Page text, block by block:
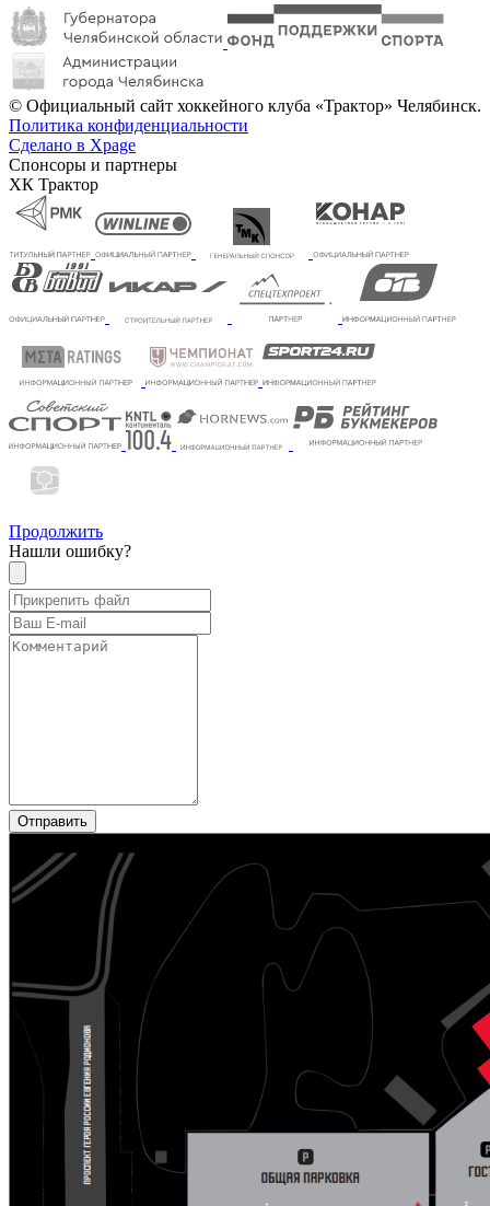
© Официальный сайт хоккейного клуба «Трактор» Челябинск.
Политика конфиденциальности
Сделано в Xpage
Спонсоры и партнеры
ХК Трактор
Продолжить
Нашли ошибку?